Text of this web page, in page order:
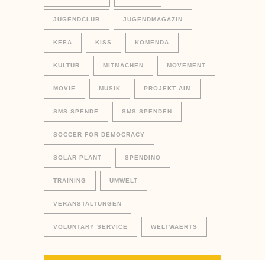
JUGENDCLUB JUGENDMAGAZIN
KEEA KISS KOMENDA
KULTUR MITMACHEN MOVEMENT
MOVIE MUSIK PROJEKT AIM
SMS SPENDE SMS SPENDEN
SOCCER FOR DEMOCRACY
SOLAR PLANT SPENDINO
TRAINING UMWELT
VERANSTALTUNGEN
VOLUNTARY SERVICE WELTWAERTS